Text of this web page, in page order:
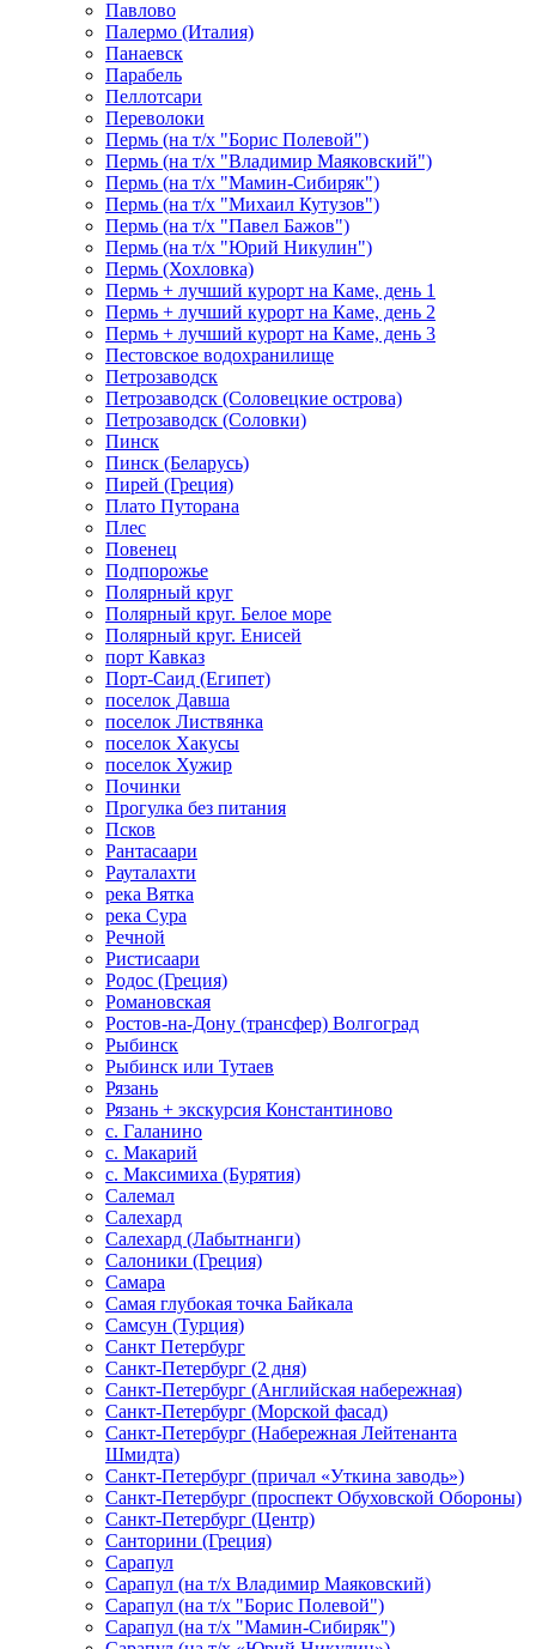
Павлово
Палермо (Италия)
Панаевск
Парабель
Пеллотсари
Переволоки
Пермь (на т/х "Борис Полевой")
Пермь (на т/х "Владимир Маяковский")
Пермь (на т/х "Мамин-Сибиряк")
Пермь (на т/х "Михаил Кутузов")
Пермь (на т/х "Павел Бажов")
Пермь (на т/х "Юрий Никулин")
Пермь (Хохловка)
Пермь + лучший курорт на Каме, день 1
Пермь + лучший курорт на Каме, день 2
Пермь + лучший курорт на Каме, день 3
Пестовское водохранилище
Петрозаводск
Петрозаводск (Соловецкие острова)
Петрозаводск (Соловки)
Пинск
Пинск (Беларусь)
Пирей (Греция)
Плато Путорана
Плес
Повенец
Подпорожье
Полярный круг
Полярный круг. Белое море
Полярный круг. Енисей
порт Кавказ
Порт-Саид (Египет)
поселок Давша
поселок Листвянка
поселок Хакусы
поселок Хужир
Починки
Прогулка без питания
Псков
Рантасаари
Рауталахти
река Вятка
река Сура
Речной
Ристисаари
Родос (Греция)
Романовская
Ростов-на-Дону (трансфер) Волгоград
Рыбинск
Рыбинск или Тутаев
Рязань
Рязань + экскурсия Константиново
с. Галанино
с. Макарий
с. Максимиха (Бурятия)
Салемал
Салехард
Салехард (Лабытнанги)
Салоники (Греция)
Самара
Самая глубокая точка Байкала
Самсун (Турция)
Санкт Петербург
Санкт-Петербург (2 дня)
Санкт-Петербург (Английская набережная)
Санкт-Петербург (Морской фасад)
Санкт-Петербург (Набережная Лейтенанта
Шмидта)
Санкт-Петербург (причал «Уткина заводь»)
Санкт-Петербург (проспект Обуховской Обороны)
Санкт-Петербург (Центр)
Санторини (Греция)
Сарапул
Сарапул (на т/х Владимир Маяковский)
Сарапул (на т/х "Борис Полевой")
Сарапул (на т/х "Мамин-Сибиряк")